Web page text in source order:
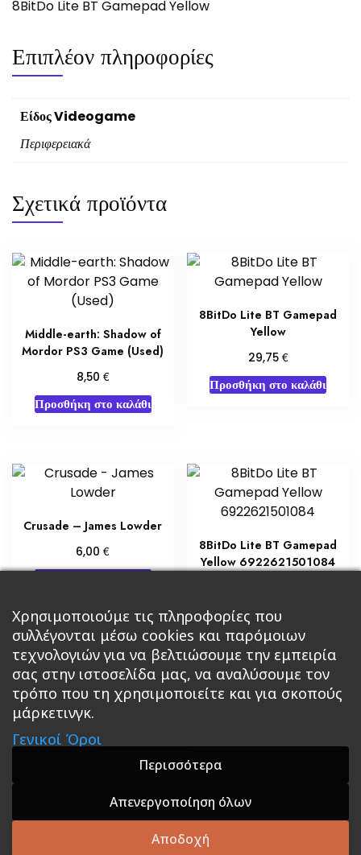
8BitDo Lite BT Gamepad Yellow
Επιπλέον πληροφορίες
Είδος Videogame
Περιφερειακά
Σχετικά προϊόντα
Middle-earth: Shadow of
Mordor PS3 Game (Used)
8,50 €
Προσθήκη στο καλάθι
8BitDo Lite BT Gamepad
Yellow
29,75 €
Προσθήκη στο καλάθι
Crusade – James Lowder
6,00€
8BitDo Lite BT Gamepad
Yellow 6922621501084
Προσθήκη στο καλάθι
Κεντρική Βιβλία
Roleplaying Games Ψυχαγωγία Εκδόσεις Βάρδος
Σε Προσφορά
A theme by GradientThemes - A theme by Gradient
Themes
Χρησιμοποιούμε τις πληροφορίες που
συλλέγονται μέσω cookies και παρόμοιων
τεχνολογιών για να βελτιώσουμε την εμπειρία
σας στην ιστοσελίδα μας, να αναλύσουμε τον
τρόπο που τη χρησιμοποιείτε και για σκοπούς
μάρκετινγκ.
Γενικοί Όροι
Περισσότερα
Απενεργοποίηση όλων
Αποδοχή